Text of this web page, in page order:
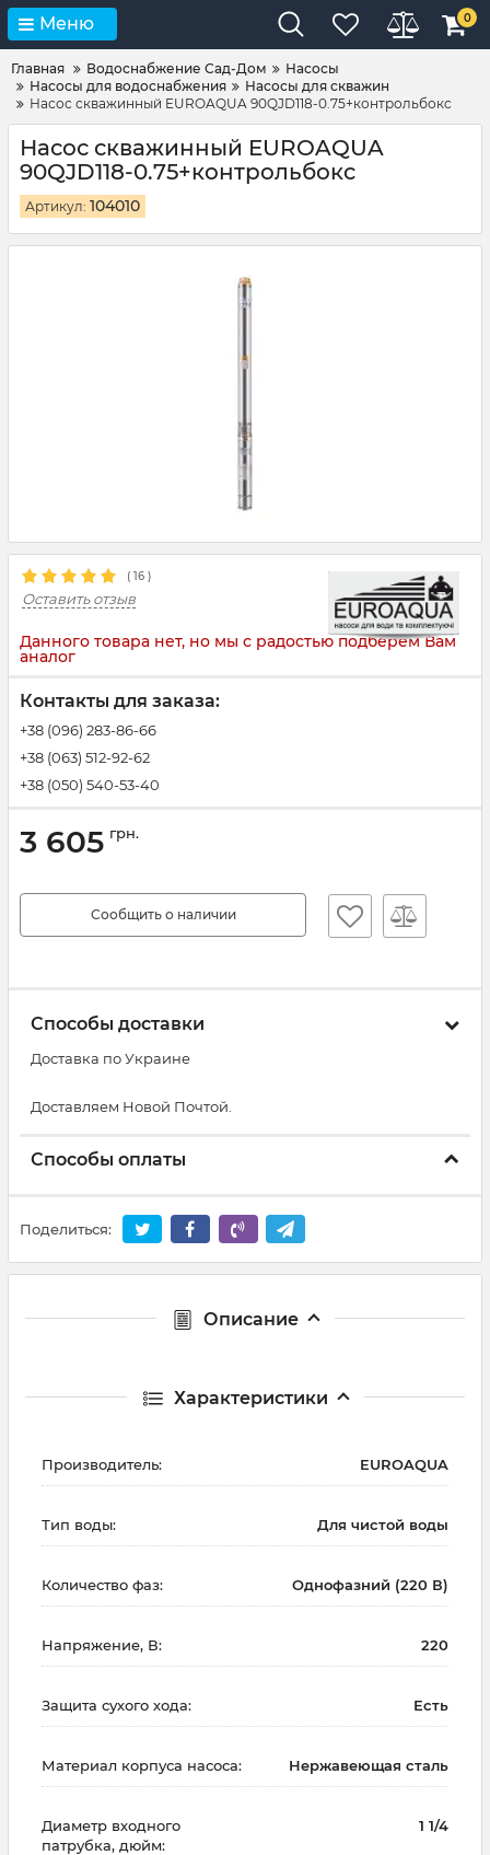
Меню 0
Главная Водоснабжение Сад-Дом
Насосы
Насосы для водоснабжения
Насосы для скважин
Насос скважинный EUROAQUA 90QJD118-0.75+контрольбокc
Насос скважинный EUROAQUA
90QJD118-0.75+контрольбокc
Артикул: 104010
( 16 )
Оставить отзыв
Данного товара нет, но мы с радостью подберем Вам
аналог
Контакты для заказа:
+38 (096) 283-86-66
+38 (063) 512-92-62
+38 (050) 540-53-40
3 605 грн.
Сообщить о наличии
Способы доставки
Доставка по Украине
Доставляем Новой Почтой.
Способы оплаты
Поделиться:
Описание
Характеристики
Производитель: EUROAQUA
Тип воды: Для чистой воды
Количество фаз: Однофазний (220 В)
Напряжение, В: 220
Защита сухого хода: Есть
Материал корпуса насоса: Нержавеющая сталь
Диаметр входного
патрубка, дюйм:
1 1/4